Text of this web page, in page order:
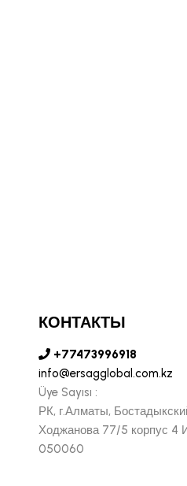
КОНТАКТЫ
+77473996918
info@ersagglobal.com.kz
Üye Sayısı :
РК, г.Алматы,
Ходжанова 77/5 корпус 4
050060